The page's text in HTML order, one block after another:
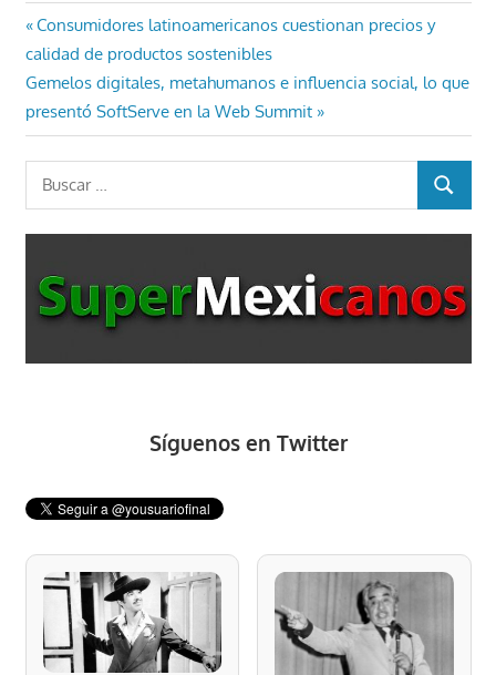
Navegación
de
entradas
Entrada
anterior:
Consumidores latinoamericanos cuestionan precios y
calidad de productos sostenibles
Entrada
siguiente:
Gemelos digitales, metahumanos e influencia social, lo que
presentó SoftServe en la Web Summit
Buscar:
BUSCAR
Síguenos en Twitter